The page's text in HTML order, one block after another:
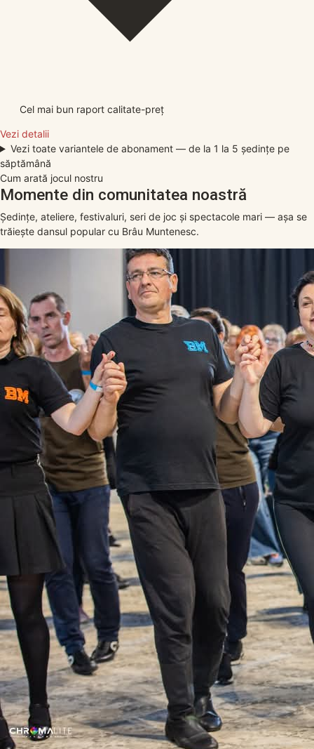
Cel mai bun raport calitate-preț
Vezi detalii
Vezi toate variantele de abonament — de la 1 la 5 ședințe pe
săptămână
Cum arată jocul nostru
Momente din comunitatea noastră
Ședințe, ateliere, festivaluri, seri de joc și spectacole mari — așa se
trăiește dansul popular cu Brâu Muntenesc.